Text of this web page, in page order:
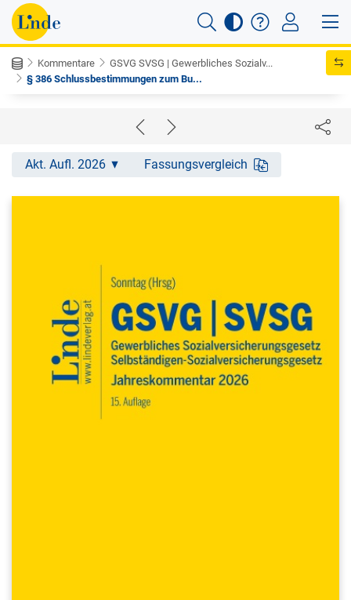
Kommentare
GSVG SVSG | Gewerbliches Sozialv...
§ 386 Schlussbestimmungen zum Bu...
Akt. Aufl. 2026 Fassungsvergleich